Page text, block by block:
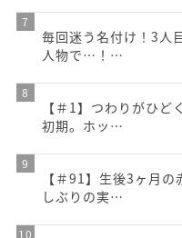
毎回迷う名付け！3人
人物で…！…
【＃1】つわりがひ
初期。ホッ…
【＃91】生後3ヶ月
しぶりの実…